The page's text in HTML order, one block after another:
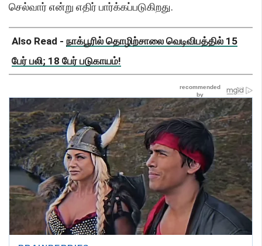
செல்வார் என்று எதிர் பார்க்கப்படுகிறது.
Also Read - நாக்பூரில் தொழிற்சாலை வெடிவிபத்தில் 15
பேர் பலி; 18 பேர் படுகாயம்!